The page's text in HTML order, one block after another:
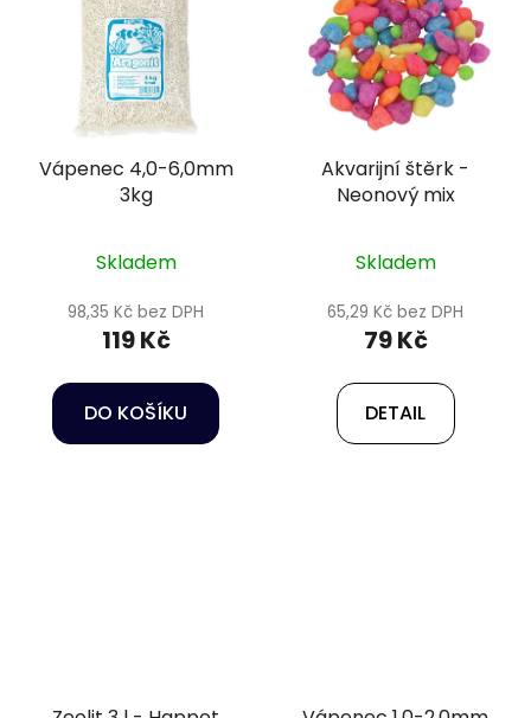
Vápenec 4,0-6,0mm
3kg
Skladem
98,35 Kč bez DPH
119 Kč
DO KOŠÍKU
Akvarijní štěrk -
Neonový mix
Skladem
65,29 Kč bez DPH
79 Kč
DETAIL